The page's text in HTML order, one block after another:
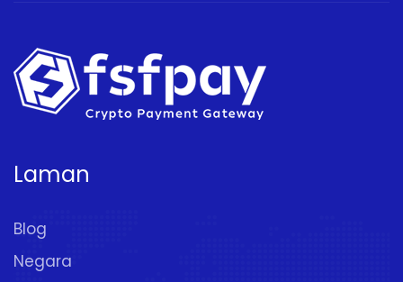
Laman
Blog
Negara